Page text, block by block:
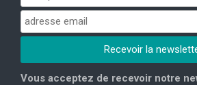
Vous acceptez de recevoir notre